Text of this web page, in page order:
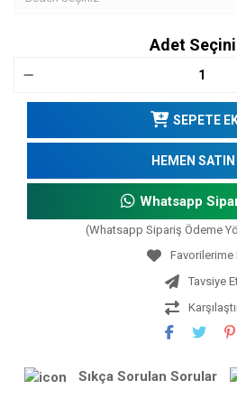
Adet
SEPETE
HEMEN
Whatsapp
(Whatsapp Sipariş Ödeme
Tavsiye
Sıkça Sorulan Sorular